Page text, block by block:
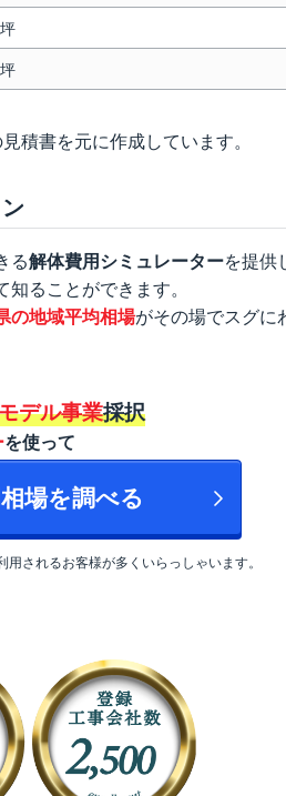
積書を元に作成しています。
る解体費用シミュレーターを提供
ることができます。
の地域平均相場がその場でスグに
デル事業採択
を使って
場を調べる
されるお客様が多くいらっしゃいます。